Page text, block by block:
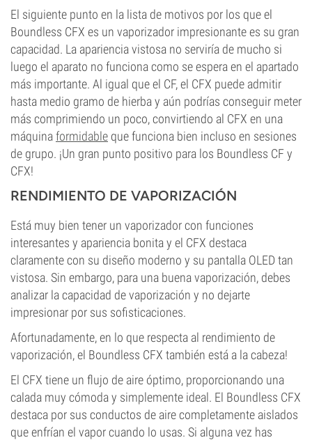
El siguiente punto en la lista de motivos por los que el
Boundless CFX es un vaporizador impresionante es su gran
capacidad. La apariencia vistosa no serviría de mucho si
luego el aparato no funciona como se espera en el apartado
más importante. Al igual que el CF, el CFX puede admitir
hasta medio gramo de hierba y aún podrías conseguir meter
más comprimiendo un poco, convirtiendo al CFX en una
máquinaformidable que funciona bien incluso en sesiones
de grupo. ¡Un gran punto positivo para los Boundless CF y
CFX!
RENDIMIENTO DE VAPORIZACIÓN
Está muy bien tener un vaporizador con funciones
interesantes y apariencia bonita y el CFX destaca
claramente con su diseño moderno y su pantalla OLED tan
vistosa. Sin embargo, para una buena vaporización, debes
analizar la capacidad de vaporización y no dejarte
impresionar por sus sofisticaciones.
Afortunadamente, en lo que respecta al rendimiento de
vaporización, el Boundless CFX también está a la cabeza!
El CFX tiene un flujo de aire óptimo, proporcionando una
calada muy cómoda y simplemente ideal. El Boundless CFX
destaca por sus conductos de aire completamente aislados
que enfrían el vapor cuando lo usas. Si alguna vez has